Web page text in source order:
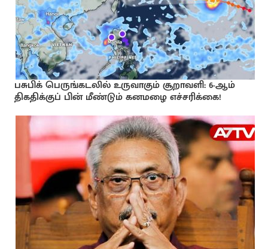
பசுபிக் பெருங்கடலில் உருவாகும் சூறாவளி: 6-ஆம்
திகதிக்குப் பின் மீண்டும் கனமழை எச்சரிக்கை!